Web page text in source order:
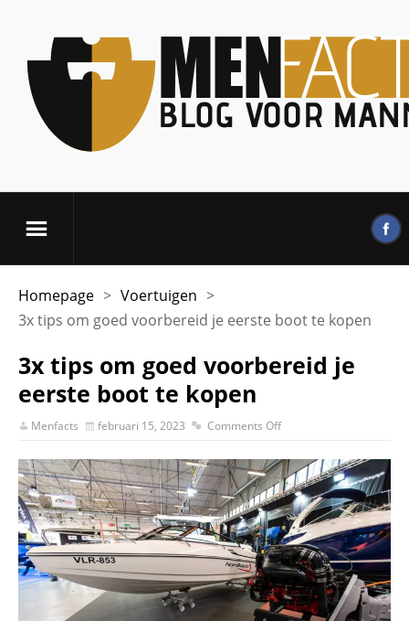
Homepage > Voertuigen >
3x tips om goed voorbereid je eerste boot te kopen
3x tips om goed voorbereid je
eerste boot te kopen
Menfacts februari 15, 2023 Comments Off